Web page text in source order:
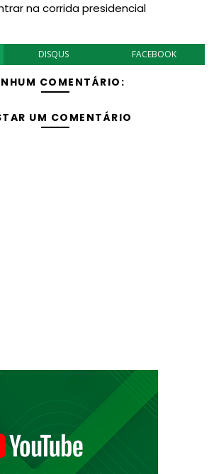
na corrida presidencial
DISQUS FACEBOOK
COMENTÁRIO:
UM COMENTÁRIO